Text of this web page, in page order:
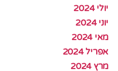
יולי 2024
יוני 2024
מאי 2024
אפריל 2024
מרץ 2024